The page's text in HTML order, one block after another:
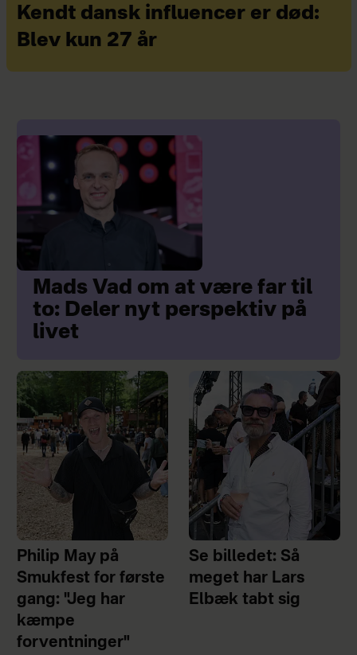
Kendt dansk influencer er død:
Blev kun 27 år
Mads Vad om at være far til
to: Deler nyt perspektiv på
livet
Philip May på
Smukfest for første
gang: "Jeg har
kæmpe
forventninger"
Se billedet: Så
meget har Lars
Elbæk tabt sig